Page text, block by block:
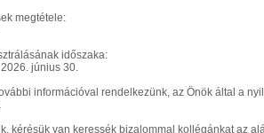
megtétele:
időszaka:
június 30.
információval rendelkezünk, az Önök által a
kérésük van keressék bizalommal kollégánkat az